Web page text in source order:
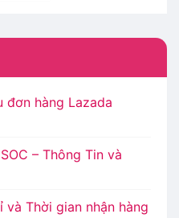
đơn hàng Lazada
– Thông Tin và
và Thời gian nhận hàng